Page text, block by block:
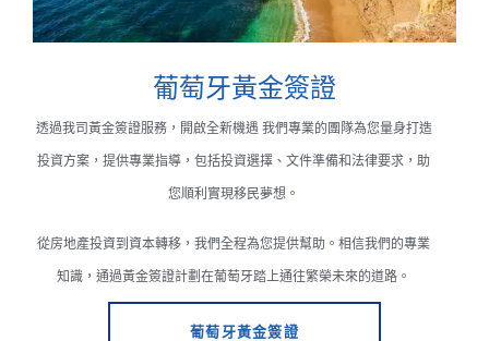
葡萄牙黃金簽證
透過我司黃金簽證服務，開啟全新機遇 我們專業的團隊為您量身打造
投資方案，提供專業指導，包括投資選擇、文件準備和法律要求，助
您順利實現移民夢想。
從房地產投資到資本轉移，我們全程為您提供幫助。相信我們的專業
知識，通過黃金簽證計劃在葡萄牙踏上通往繁榮未來的道路。
葡萄牙黃金簽證